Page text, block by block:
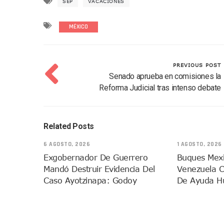
Buscan Reducir Riesgos
Plantean “Ley Don
Vecinos De La Playita
Adultos Mayores De Ixtapa
Mujeres Recorren Calles
Bruno Blancas Convoca A
MÉXICO
PREVIOUS POST
Senado aprueba en comisiones la
Reforma Judicial tras intenso debate
Related Posts
6 AGOSTO, 2026
Exgobernador De Guerrero
Mandó Destruir Evidencia Del
Caso Ayotzinapa: Godoy
1 AGOSTO, 2026
Buques
Venezuela
De Ayuda